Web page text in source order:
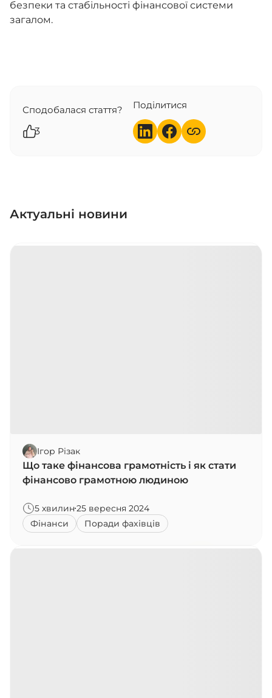
безпеки та стабільності фінансової системи
загалом.
Сподобалася стаття?
3
Поділитися
Актуальні новини
Ігор Різак
Що таке фінансова грамотність і як стати
фінансово грамотною людиною
5 хвилин 25 вересня 2024
Фінанси
Поради фахівців